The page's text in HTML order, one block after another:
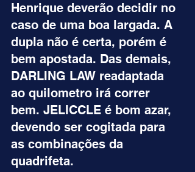
Henrique deverão decidir no
caso de uma boa largada. A
dupla não é certa, porém é
bem apostada. Das demais,
DARLING LAW readaptada
ao quilometro irá correr
bem. JELICCLE é bom azar,
devendo ser cogitada para
as combinações da
quadrifeta.